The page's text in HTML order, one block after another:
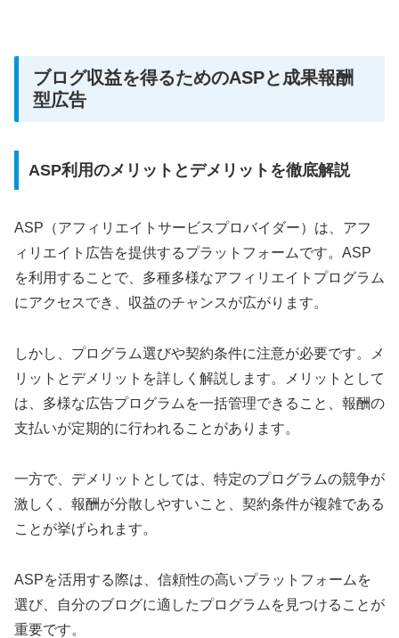
ブログ収益を得るためのASPと成果報酬
型広告
ASP利用のメリットとデメリットを徹底解説
ASP（アフィリエイトサービスプロバイダー）は、アフ
ィリエイト広告を提供するプラットフォームです。ASP
を利用することで、 多種多様なアフィリエイトプログラム
にアクセスでき、収益のチャンスが広がります。
しかし、プログラム選びや契約条件に注意が必要です。メ
リットとデメリットを詳しく解説します。メリットとして
は、多様な広告プログラムを一括管理できること、報酬の
支払いが定期的に行われることがあります。
一方で、デメリットとしては、特定のプログラムの競争が
激しく、報酬が分散しやすいこと、契約条件が複雑である
ことが挙げられます。
ASPを活用する際は、信頼性の高いプラットフォームを
選び、自分のブログに適したプログラムを見つけることが
重要です。